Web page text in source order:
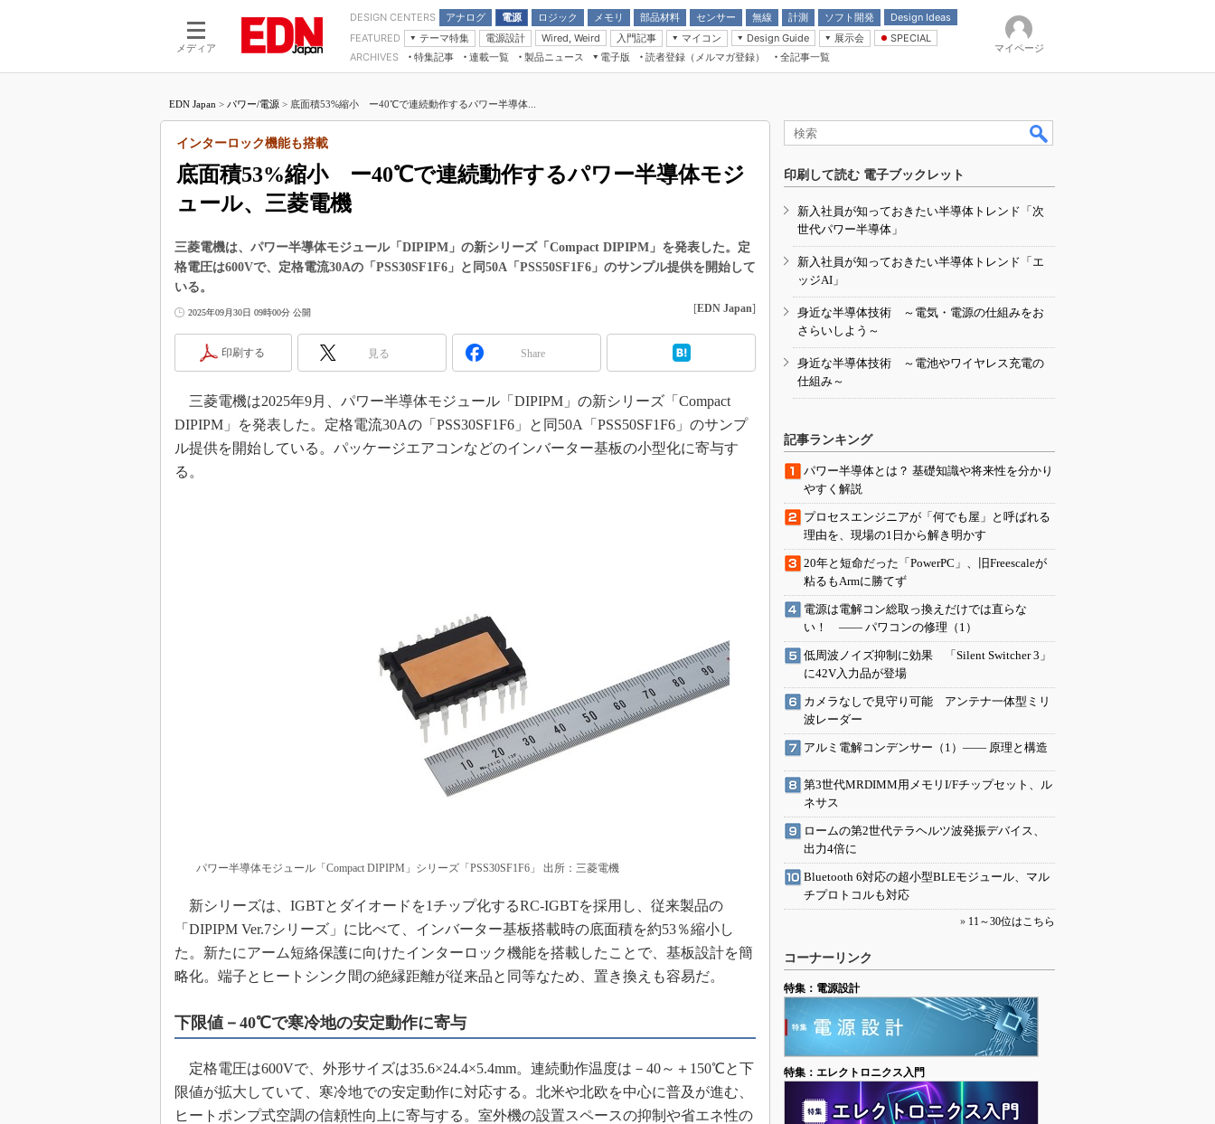
メディア
DESIGN CENTERS アナログ
電源
モーター
ロジック
LSI
メモリ
部品材料
受動部品
センサー 無線 計測 ソフト開発
Design Ideas
アナログ機能回路
計測とテスト
Wired, Weird
FEATURED
テーマ特集
つながるクルマ
エレクトロニクス入門
5G（EE Times Japan）
製品解剖（EE Times Japan）
電源設計 Wired, Weird
入門記事
モーター入門
マイコン
マイコン講座
Design Guide
計測機器
展示会
CEATEC
組込み/エッジコンピューティング展
人とくるま展
SPECIAL
Microchip情報
ARCHIVES 特集記事
連載一覧
マイクロプロセッサ懐古録
中堅技術者に贈る電子部品“徹底”活
用講座
たった2つの式で始めるDC/DCコン
バーターの設計
DC-DCコンバーター活用講座
Wired, Weird
マイコン講座
記録計／データロガーの基礎知識
ズ編
めざせ高効率！ モーター駆動入門講
IoT時代の無線規格を知る【Z-Wave
製品ニュース
電子版
電子ブックレット
読者登録（メルマガ登録） 全記事一覧
マイページ
EDN Japan > パワー/電源 > 底面積53%縮小 ー40℃で連続動作するパワー半導体...
底面積53%縮小 ー40℃で連続動作するパワー半導体モジ
ュール、三菱電機
インターロック機能も搭載
三菱電機は、パワー半導体モジュール「DIPIPM」の新シリーズ「Compact DIPIPM」を発表した。定
格電圧は600Vで、定格電流30Aの「PSS30SF1F6」と同50A「PSS50SF1F6」のサンプル提供を開始して
いる。
2025年09月30日 09時00分 公開 [EDN Japan]
印刷する 見る Share
三菱電機は2025年9月、パワー半導体モジュール「DIPIPM」の新シリーズ「Compact
DIPIPM」を発表した。定格電流30Aの「PSS30SF1F6」と同50A「PSS50SF1F6」のサンプ
ル提供を開始している。パッケージエアコンなどのインバーター基板の小型化に寄与す
る。
パワー半導体モジュール「Compact DIPIPM」シリーズ「PSS30SF1F6」 出所：三菱電機
新シリーズは、IGBTとダイオードを1チップ化するRC-IGBTを採用し、従来製品の
「DIPIPM Ver.7シリーズ」に比べて、インバーター基板搭載時の底面積を約53％縮小し
た。新たにアーム短絡保護に向けたインターロック機能を搭載したことで、基板設計を簡
略化。端子とヒートシンク間の絶縁距離が従来品と同等なため、置き換えも容易だ。
下限値－40℃で寒冷地の安定動作に寄与
定格電圧は600Vで、外形サイズは35.6×24.4×5.4mm。連続動作温度は－40～＋150℃と下
限値が拡大していて、寒冷地での安定動作に対応する。北米や北欧を中心に普及が進む、
ヒートポンプ式空調の信頼性向上に寄与する。室外機の設置スペースの抑制や省エネ性の
印刷して読む 電子ブックレット
新入社員が知っておきたい半導体トレンド「次
世代パワー半導体」
新入社員が知っておきたい半導体トレンド「エ
ッジAI」
身近な半導体技術 ～電気・電源の仕組みをお
さらいしよう～
身近な半導体技術 ～電池やワイヤレス充電の
仕組み～
記事ランキング
パワー半導体とは？ 基礎知識や将来性を分かり
やすく解説
プロセスエンジニアが「何でも屋」と呼ばれる
理由を、現場の1日から解き明かす
20年と短命だった「PowerPC」、旧Freescaleが
粘るもArmに勝てず
電源は電解コン総取っ換えだけでは直らな
い！ ―― パワコンの修理（1）
低周波ノイズ抑制に効果 「Silent Switcher 3」
に42V入力品が登場
カメラなしで見守り可能 アンテナ一体型ミリ
波レーダー
アルミ電解コンデンサー（1）―― 原理と構造
第3世代MRDIMM用メモリI/Fチップセット、ル
ネサス
ロームの第2世代テラヘルツ波発振デバイス、
出力4倍に
Bluetooth 6対応の超小型BLEモジュール、マル
チプロトコルも対応
» 11～30位はこちら
コーナーリンク
特集：電源設計
特集：エレクトロニクス入門